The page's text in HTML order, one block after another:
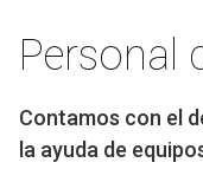
Personal
Contamos con el
la ayuda de